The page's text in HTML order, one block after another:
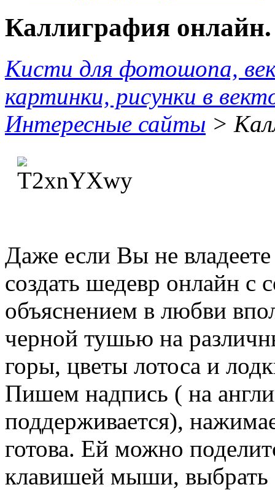
Каллиграфия онлайн.
Кисти для фотошопа,
картинки, рисунки в
Интересные сайты >
Даже если Вы не
создать шедевр онлайн
объяснением в любви
черной тушью на
горы, цветы лотоса и
Пишем надпись ( на
поддерживается),
готова. Ей можно
клавишей мыши, выбрать